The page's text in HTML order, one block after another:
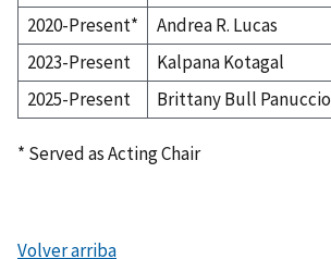
2020-Present*
Andrea R. Lucas
2023-Present
Kalpana Kotagal
2025-Present
Brittany Bull Panuccio
* Served as Acting Chair
Volver arriba